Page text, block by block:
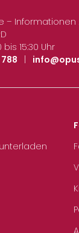
– Informationen
bis 15:30 Uhr
|